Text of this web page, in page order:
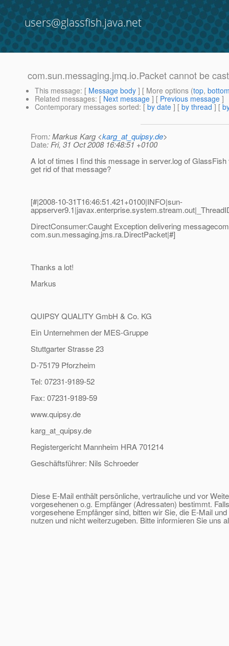
users@glassfish.java.net
com.sun.messaging.jmq.io.Packet cannot be
This message: [ Message body ] [ More options (top,
Related messages: [ Next message ] [ Previous message ]
Contemporary messages sorted: [ by date ] [ by thread ] [
From: Markus Karg <karg_at_quipsy.de>
Date: Fri, 31 Oct 2008 16:48:51 +0100
A lot of times I find this message in server.log of
get rid of that message?
[#|2008-10-31T16:46:51.421+0100|INFO|sun-
DirectConsumer:Caught Exception delivering
com.sun.messaging.jms.ra.DirectPacket|#]
Thanks a lot!
Markus
QUIPSY QUALITY GmbH & Co. KG
Ein Unternehmen der MES-Gruppe
Stuttgarter Strasse 23
D-75179 Pforzheim
Tel: 07231-9189-52
Fax: 07231-9189-59
www.quipsy.de
karg_at_quipsy.de
Registergericht Mannheim HRA 701214
Geschäftsführer: Nils Schroeder
Diese E-Mail enthält persönliche, vertrauliche und vor
vorgesehenen o.g. Empfänger (Adressaten) bestimmt.
vorgesehene Empfänger sind, bitten wir Sie, die E-Mail
nutzen und nicht weiterzugeben. Bitte informieren Sie uns